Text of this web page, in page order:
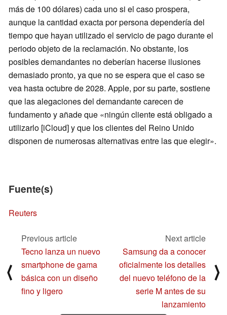
más de 100 dólares) cada uno si el caso prospera,
aunque la cantidad exacta por persona dependería del
tiempo que hayan utilizado el servicio de pago durante el
periodo objeto de la reclamación. No obstante, los
posibles demandantes no deberían hacerse ilusiones
demasiado pronto, ya que no se espera que el caso se
vea hasta octubre de 2028. Apple, por su parte, sostiene
que las alegaciones del demandante carecen de
fundamento y añade que «ningún cliente está obligado a
utilizarlo [iCloud] y que los clientes del Reino Unido
disponen de numerosas alternativas entre las que elegir».
Fuente(s)
Reuters
⟨
Previous article
Tecno lanza un nuevo
smartphone de gama
básica con un diseño
fino y ligero
Next article
Samsung da a conocer
oficialmente los detalles
del nuevo teléfono de la
serie M antes de su
lanzamiento
⟩